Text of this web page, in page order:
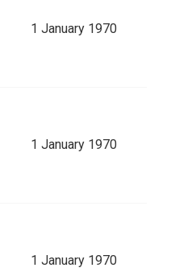
1 January 1970
1 January 1970
1 January 1970